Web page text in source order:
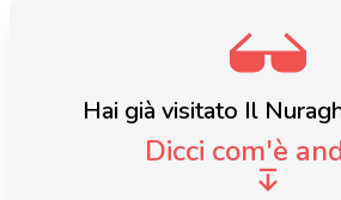
Hai già visitato Il
Dicci com'è